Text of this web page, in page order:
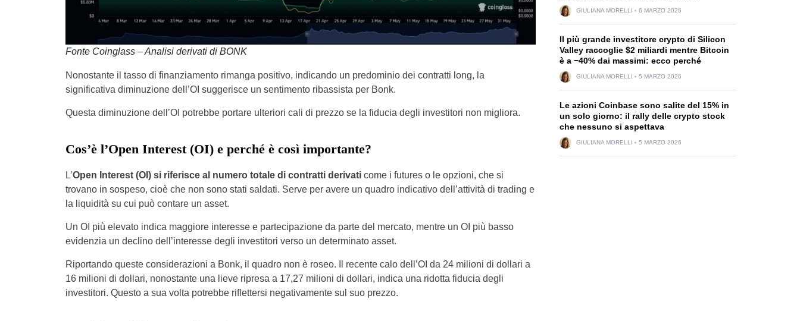
Fonte Coinglass – Analisi derivati di BONK
Nonostante il tasso di finanziamento rimanga positivo, indicando un predominio dei contratti long, la
significativa diminuzione dell’OI suggerisce un sentimento ribassista per Bonk.
Questa diminuzione dell’OI potrebbe portare ulteriori cali di prezzo se la fiducia degli investitori non migliora.
Cos’è l’Open Interest (OI) e perché è così importante?
L’Open Interest (OI) si riferisce al numero totale di contratti derivaticome i futures o le opzioni, che si
trovano in sospeso, cioè che non sono stati saldati. Serve per avere un quadro indicativo dell’attività di trading e
la liquidità su cui può contare un asset.
Un OI più elevato indica maggiore interesse e partecipazione da parte del mercato, mentre un OI più basso
evidenzia un declino dell’interesse degli investitori verso un determinato asset.
Riportando queste considerazioni a Bonk, il quadro non è roseo. Il recente calo dell’OI da 24 milioni di dollari a
16 milioni di dollari, nonostante una lieve ripresa a 17,27 milioni di dollari, indica una ridotta fiducia degli
investitori. Questo a sua volta potrebbe riflettersi negativamente sul suo prezzo.
GIULIANA MORELLI 6 MARZO 2026
Il più grande investitore crypto di Silicon
Valley raccoglie $2 miliardi mentre Bitcoin
è a −40% dai massimi: ecco perché
GIULIANA MORELLI 5 MARZO 2026
Le azioni Coinbase sono salite del 15% in
un solo giorno: il rally delle crypto stock
che nessuno si aspettava
GIULIANA MORELLI 5 MARZO 2026